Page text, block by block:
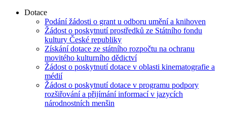
Dotace
Podání žádosti o grant u odboru umění a knihoven
Žádost o poskytnutí prostředků ze Státního fondu
kultury České republiky
Získání dotace ze státního rozpočtu na ochranu
movitého kulturního dědictví
Žádost o poskytnutí dotace v oblasti kinematografie a
médií
Žádost o poskytnutí dotace v programu podpory
rozšiřování a přijímání informací v jazycích
národnostních menšin